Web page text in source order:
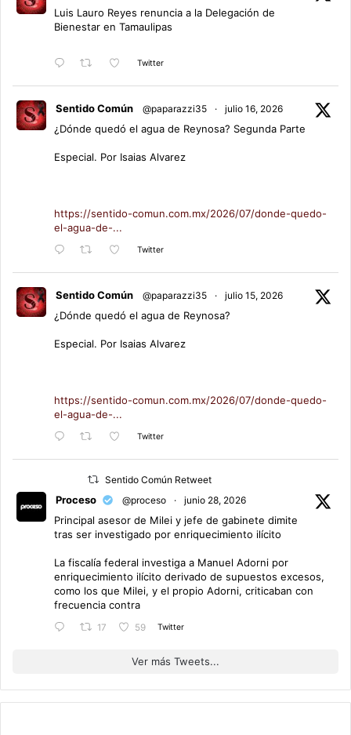
Luis Lauro Reyes renuncia a la Delegación de
Bienestar en Tamaulipas
Twitter
Sentido Común @paparazzi35 · julio 16, 2026
¿Dónde quedó el agua de Reynosa? Segunda Parte
Especial. Por Isaias Alvarez
https://sentido-comun.com.mx/2026/07/donde-quedo-
el-agua-de-...
Twitter
Sentido Común @paparazzi35 · julio 15, 2026
¿Dónde quedó el agua de Reynosa?
Especial. Por Isaias Alvarez
https://sentido-comun.com.mx/2026/07/donde-quedo-
el-agua-de-...
Twitter
Sentido Común Retweet
Proceso @proceso · junio 28, 2026
Principal asesor de Milei y jefe de gabinete dimite
tras ser investigado por enriquecimiento ilícito
La fiscalía federal investiga a Manuel Adorni por
enriquecimiento ilícito derivado de supuestos excesos,
como los que Milei, y el propio Adorni, criticaban con
frecuencia contra
17 59 Twitter
Ver más Tweets...